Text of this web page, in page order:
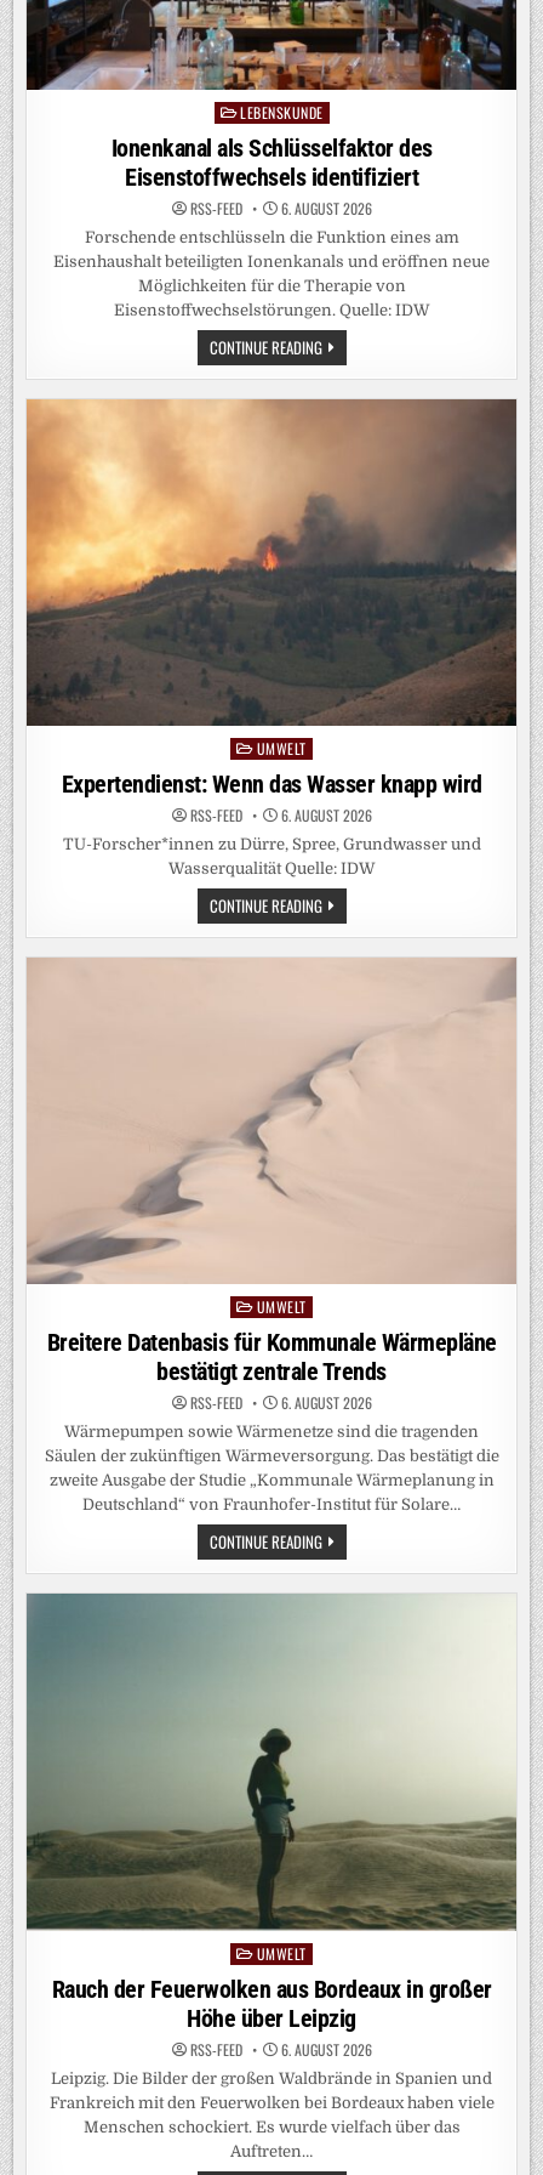
PostedLEBENSKUNDE
Ionenkanal als Schlüsselfaktor des
Eisenstoffwechsels identifiziert
RSS-FEED 6. AUGUST 2026
Forschende entschlüsseln die Funktion eines am
Eisenhaushalt beteiligten Ionenkanals und eröffnen neue
Möglichkeiten für die Therapie von
Eisenstoffwechselstörungen. Quelle: IDW
CONTINUE READINGIONENKANAL
ALS
SCHLÜSSELFAKTOR
DES
Posted
in
UMWELT
Expertendienst: Wenn das Wasser knapp wird
RSS-FEED 6. AUGUST 2026
TU-Forscher*innen zu Dürre, Spree, Grundwasser und
Wasserqualität Quelle: IDW
CONTINUE READINGEXPERTENDIENST:
WENN
DAS
Posted
in
UMWELT
Breitere Datenbasis für Kommunale Wärmepläne
bestätigt zentrale Trends
RSS-FEED 6. AUGUST 2026
Wärmepumpen sowie Wärmenetze sind die tragenden
Säulen der zukünftigen Wärmeversorgung. Das bestätigt die
zweite Ausgabe der Studie „Kommunale Wärmeplanung in
Deutschland“ von Fraunhofer-Institut für Solare…
CONTINUE READINGBREITERE
DATENBASIS
FÜR
Posted
in
UMWELT
Rauch der Feuerwolken aus Bordeaux in großer
Höhe über Leipzig
RSS-FEED 6. AUGUST 2026
Leipzig. Die Bilder der großen Waldbrände in Spanien und
Frankreich mit den Feuerwolken bei Bordeaux haben viele
Menschen schockiert. Es wurde vielfach über das
Auftreten…